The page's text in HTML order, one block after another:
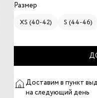
Размер
XS (40-42) S (44-46)
Доставим в пункт
на следующий день